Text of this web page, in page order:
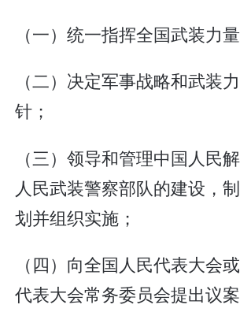
（一）统一指挥全国武装力量
（二）决定军事战略和武装
针；
（三）领导和管理中国人民
人民武装警察部队的建设，
划并组织实施；
（四）向全国人民代表大会
代表大会常务委员会提出议案